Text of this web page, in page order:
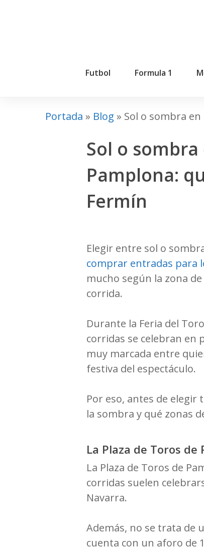
Futbol Formula 1
Portada » Blog » Sol o sombra
Sol o
Pamplona:
Fermín
Elegir entre sol o
comprar entradas para
mucho según la zona
corrida.
Durante la Feria del
corridas se celebran en
muy marcada entre
festiva del espectáculo.
Por eso, antes de
la sombra y qué zonas
La Plaza de Toros
La Plaza de Toros de
corridas suelen
Navarra.
Además, no se trata de
cuenta con un aforo de